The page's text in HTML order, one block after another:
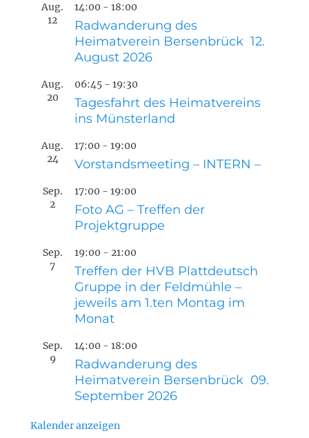
Aug.
12
14:00 - 18:00
Radwanderung des
Heimatverein Bersenbrück 12.
August 2026
Aug.
20
06:45 - 19:30
Tagesfahrt des Heimatvereins
ins Münsterland
Aug.
24
17:00 - 19:00
Vorstandsmeeting – INTERN –
Sep.
2
17:00 - 19:00
Foto AG – Treffen der
Projektgruppe
Sep.
7
19:00 - 21:00
Treffen der HVB Plattdeutsch
Gruppe in der Feldmühle –
jeweils am 1.ten Montag im
Monat
Sep.
9
14:00 - 18:00
Radwanderung des
Heimatverein Bersenbrück 09.
September 2026
Kalender anzeigen